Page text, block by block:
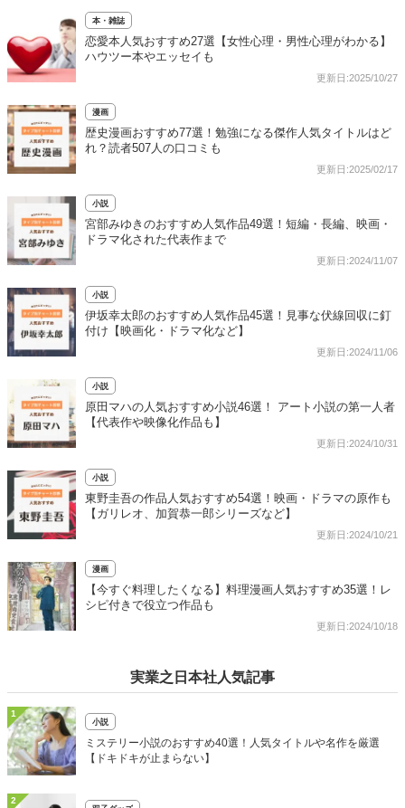
本・雑誌
恋愛本人気おすすめ27選【女性心理・男性心理がわかる】
ハウツー本やエッセイも
更新日:2025/10/27
漫画
歴史漫画おすすめ77選！勉強になる傑作人気タイトルはど
れ？読者507人の口コミも
更新日:2025/02/17
小説
宮部みゆきのおすすめ人気作品49選！短編・長編、映画・
ドラマ化された代表作まで
更新日:2024/11/07
小説
伊坂幸太郎のおすすめ人気作品45選！見事な伏線回収に釘
付け【映画化・ドラマ化など】
更新日:2024/11/06
小説
原田マハの人気おすすめ小説46選！ アート小説の第一人者
【代表作や映像化作品も】
更新日:2024/10/31
小説
東野圭吾の作品人気おすすめ54選！映画・ドラマの原作も
【ガリレオ、加賀恭一郎シリーズなど】
更新日:2024/10/21
漫画
【今すぐ料理したくなる】料理漫画人気おすすめ35選！レ
シピ付きで役立つ作品も
更新日:2024/10/18
実業之日本社人気記事
1
小説
ミステリー小説のおすすめ40選！人気タイトルや名作を厳選
【ドキドキが止まらない】
2